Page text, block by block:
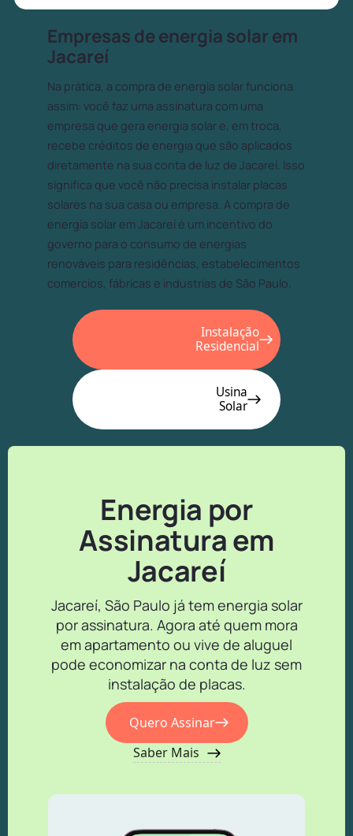
Empresas de energia solar em
Jacareí
Na prática, a compra de energia solar funciona
assim: você faz uma assinatura com uma
empresa que gera energia solar e, em troca,
recebe créditos de energia que são aplicados
diretamente na sua conta de luz de Jacareí. Isso
significa que você não precisa instalar placas
solares na sua casa ou empresa. A compra de
energia solar em Jacareí é um incentivo do
governo para o consumo de energias
renováveis para residências, estabelecimentos
comercios, fábricas e industrias de São Paulo.
Instalação
Residencial
Usina
Solar
Energia por
Assinatura em
Jacareí
Jacareí, São Paulo já tem energia solar
por assinatura. Agora até quem mora
em apartamento ou vive de aluguel
pode economizar na conta de luz sem
instalação de placas.
Quero Assinar
Saber Mais